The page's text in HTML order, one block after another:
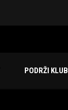
PODRŽI KLUB